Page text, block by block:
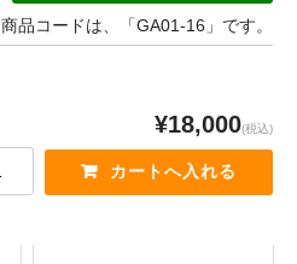
商品コードは、「GA01-16」です。
¥18,000(税込)